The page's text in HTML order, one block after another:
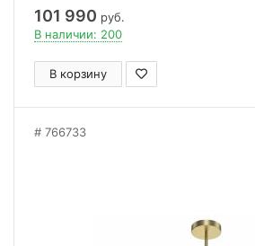
101 990 руб.
В наличии: 200
В корзину
766733